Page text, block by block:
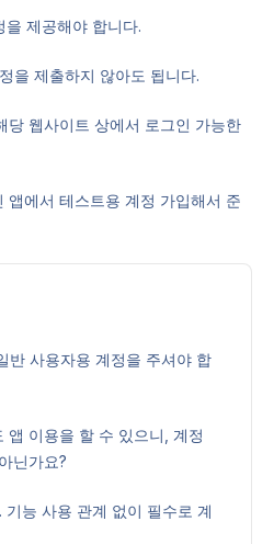
을 제공해야 합니다.
을 제출하지 않아도 됩니다.
당 웹사이트 상에서 로그인 가능한
앱에서 테스트용 계정 가입해서 준
반 사용자용 계정을 주셔야 합
앱 이용을 할 수 있으니, 계정
닌가요?
능 사용 관계 없이 필수로 계